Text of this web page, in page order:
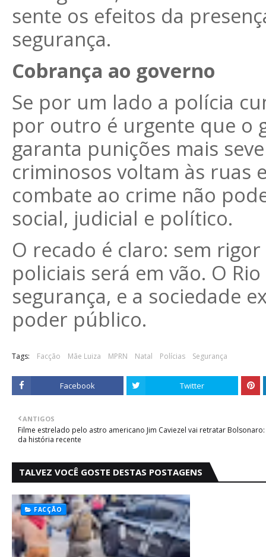
sente os efeitos da
segurança.
Cobrança ao governo
Se por um lado a polícia
por outro é urgente que o
garanta punições mais
criminosos voltam às ruas
combate ao crime não
social, judicial e político.
O recado é claro: sem
policiais será em vão. O
segurança, e a sociedade
poder público.
Tags: Facção Mãe Luiza MPRN Natal Polícias Segurança
Facebook Twitter
ANTIGOS
Filme estrelado pelo astro americano Jim Caviezel vai retratar
da história recente
TALVEZ VOCÊ GOSTE DESTAS POSTAGENS
FACÇÃO